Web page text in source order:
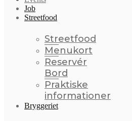
Job
Streetfood
Streetfood
Menukort
Reservér
Bord
Praktiske
informationer
Bryggeriet